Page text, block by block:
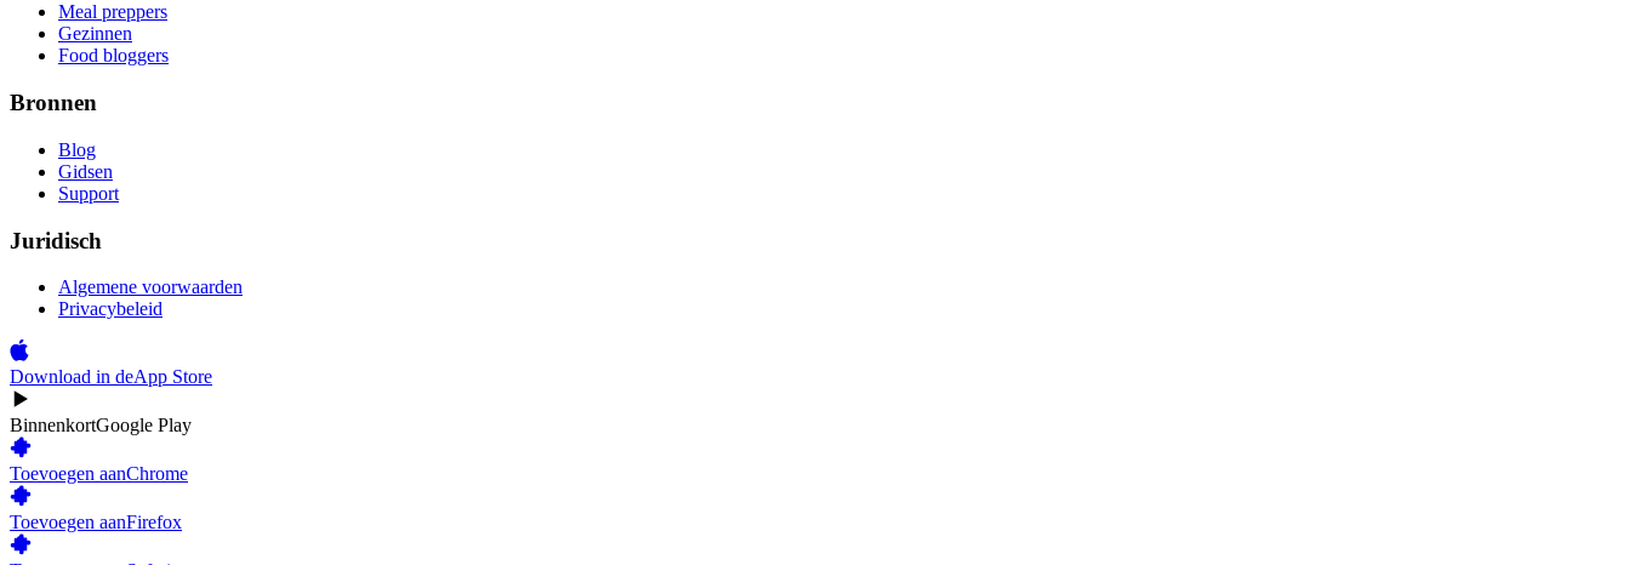
Meal preppers
Gezinnen
Food bloggers
Bronnen
Blog
Gidsen
Support
Juridisch
Algemene voorwaarden
Privacybeleid
Download in deApp Store
BinnenkortGoogle Play
Toevoegen aanChrome
Toevoegen aanFirefox